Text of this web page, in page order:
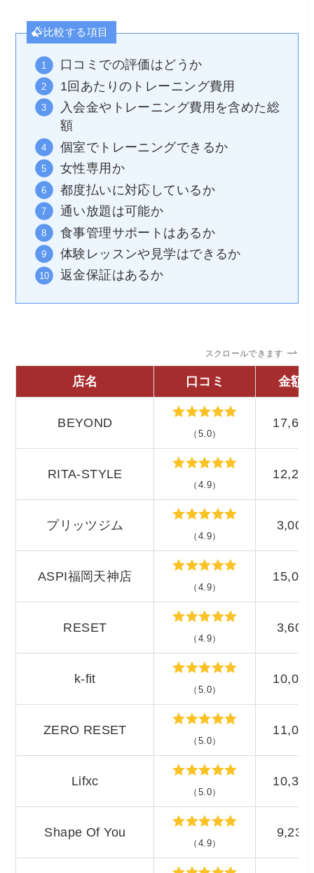
比較する項目
口コミでの評価はどうか
1回あたりのトレーニング費用
入会金やトレーニング費用を含めた総
額
個室でトレーニングできるか
女性専用か
都度払いに対応しているか
通い放題は可能か
食事管理サポートはあるか
体験レッスンや見学はできるか
返金保証はあるか
スクロールできます
店名 口コミ 金額/
BEYOND
（5.0）
RITA-STYLE
（4.9）
プリッツジム
（4.9）
3,000
ASPI福岡天神店
（4.9）
RESET
（4.9）
3,600
k-fit
（5.0）
ZERO RESET
（5.0）
Lifxc
（5.0）
Shape Of You
（4.9）
9,230